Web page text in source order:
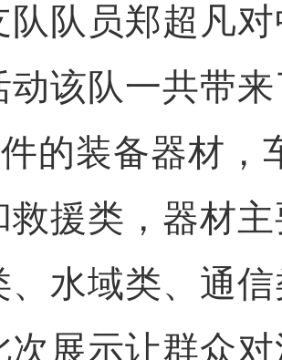
队队员郑超凡
动该队一共带
的装备器材，
救援类，器材
、水域类、通
次展示让群众